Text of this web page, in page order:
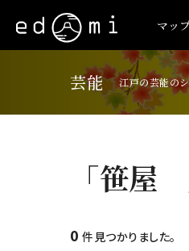
マッ
芸能 江戸の芸能の
「笹屋
0 件見つかりました。